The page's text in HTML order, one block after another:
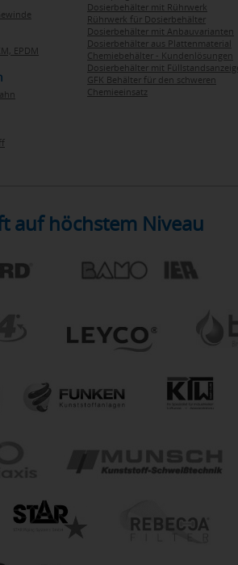
EPDM
Dosierbehälter mit Rührwerk
Rührwerk für Dosierbehälter
Dosierbehälter mit Anbauvarianten
Dosierbehälter aus Plattenmaterial
Chemiebehälter - Kundenlösungen
Dosierbehälter mit
GFK Behälter für den schweren
Chemieeinsatz
auf höchstem Niveau